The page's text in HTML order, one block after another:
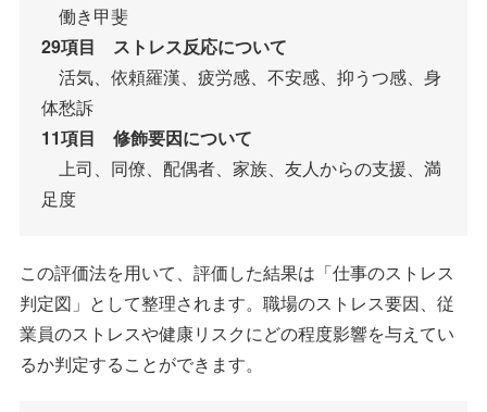
働き甲斐
29項目 ストレス反応について
活気、依頼羅漢、疲労感、不安感、抑うつ感、身
体愁訴
11項目 修飾要因について
上司、同僚、配偶者、家族、友人からの支援、満
足度
この評価法を用いて、評価した結果は「仕事のストレス
判定図」として整理されます。職場のストレス要因、従
業員のストレスや健康リスクにどの程度影響を与えてい
るか判定することができます。